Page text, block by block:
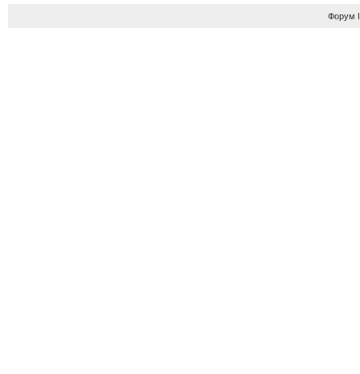
Форум